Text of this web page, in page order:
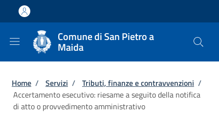
Salta al contenuto principale
Skip to footer content
Comune di San Pietro a
Maida
Briciole di pane
Home / Servizi / Tributi, finanze e contravvenzioni /
Accertamento esecutivo: riesame a seguito della notifica
di atto o provvedimento amministrativo